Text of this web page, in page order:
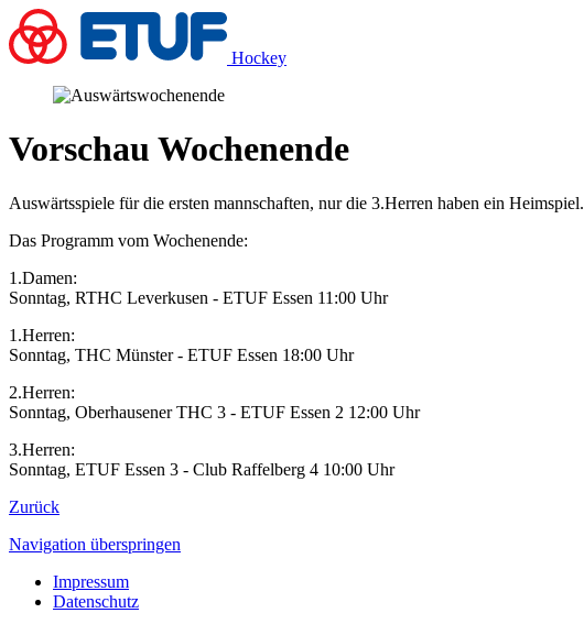
Hockey
Vorschau Wochenende
Auswärtsspiele für die ersten mannschaften, nur die 3.Herren haben ein Heimspiel.
Das Programm vom Wochenende:
1.Damen:
Sonntag, RTHC Leverkusen - ETUF Essen 11:00 Uhr
1.Herren:
Sonntag, THC Münster - ETUF Essen 18:00 Uhr
2.Herren:
Sonntag, Oberhausener THC 3 - ETUF Essen 2 12:00 Uhr
3.Herren:
Sonntag, ETUF Essen 3 - Club Raffelberg 4 10:00 Uhr
Zurück
Navigation überspringen
Impressum
Datenschutz